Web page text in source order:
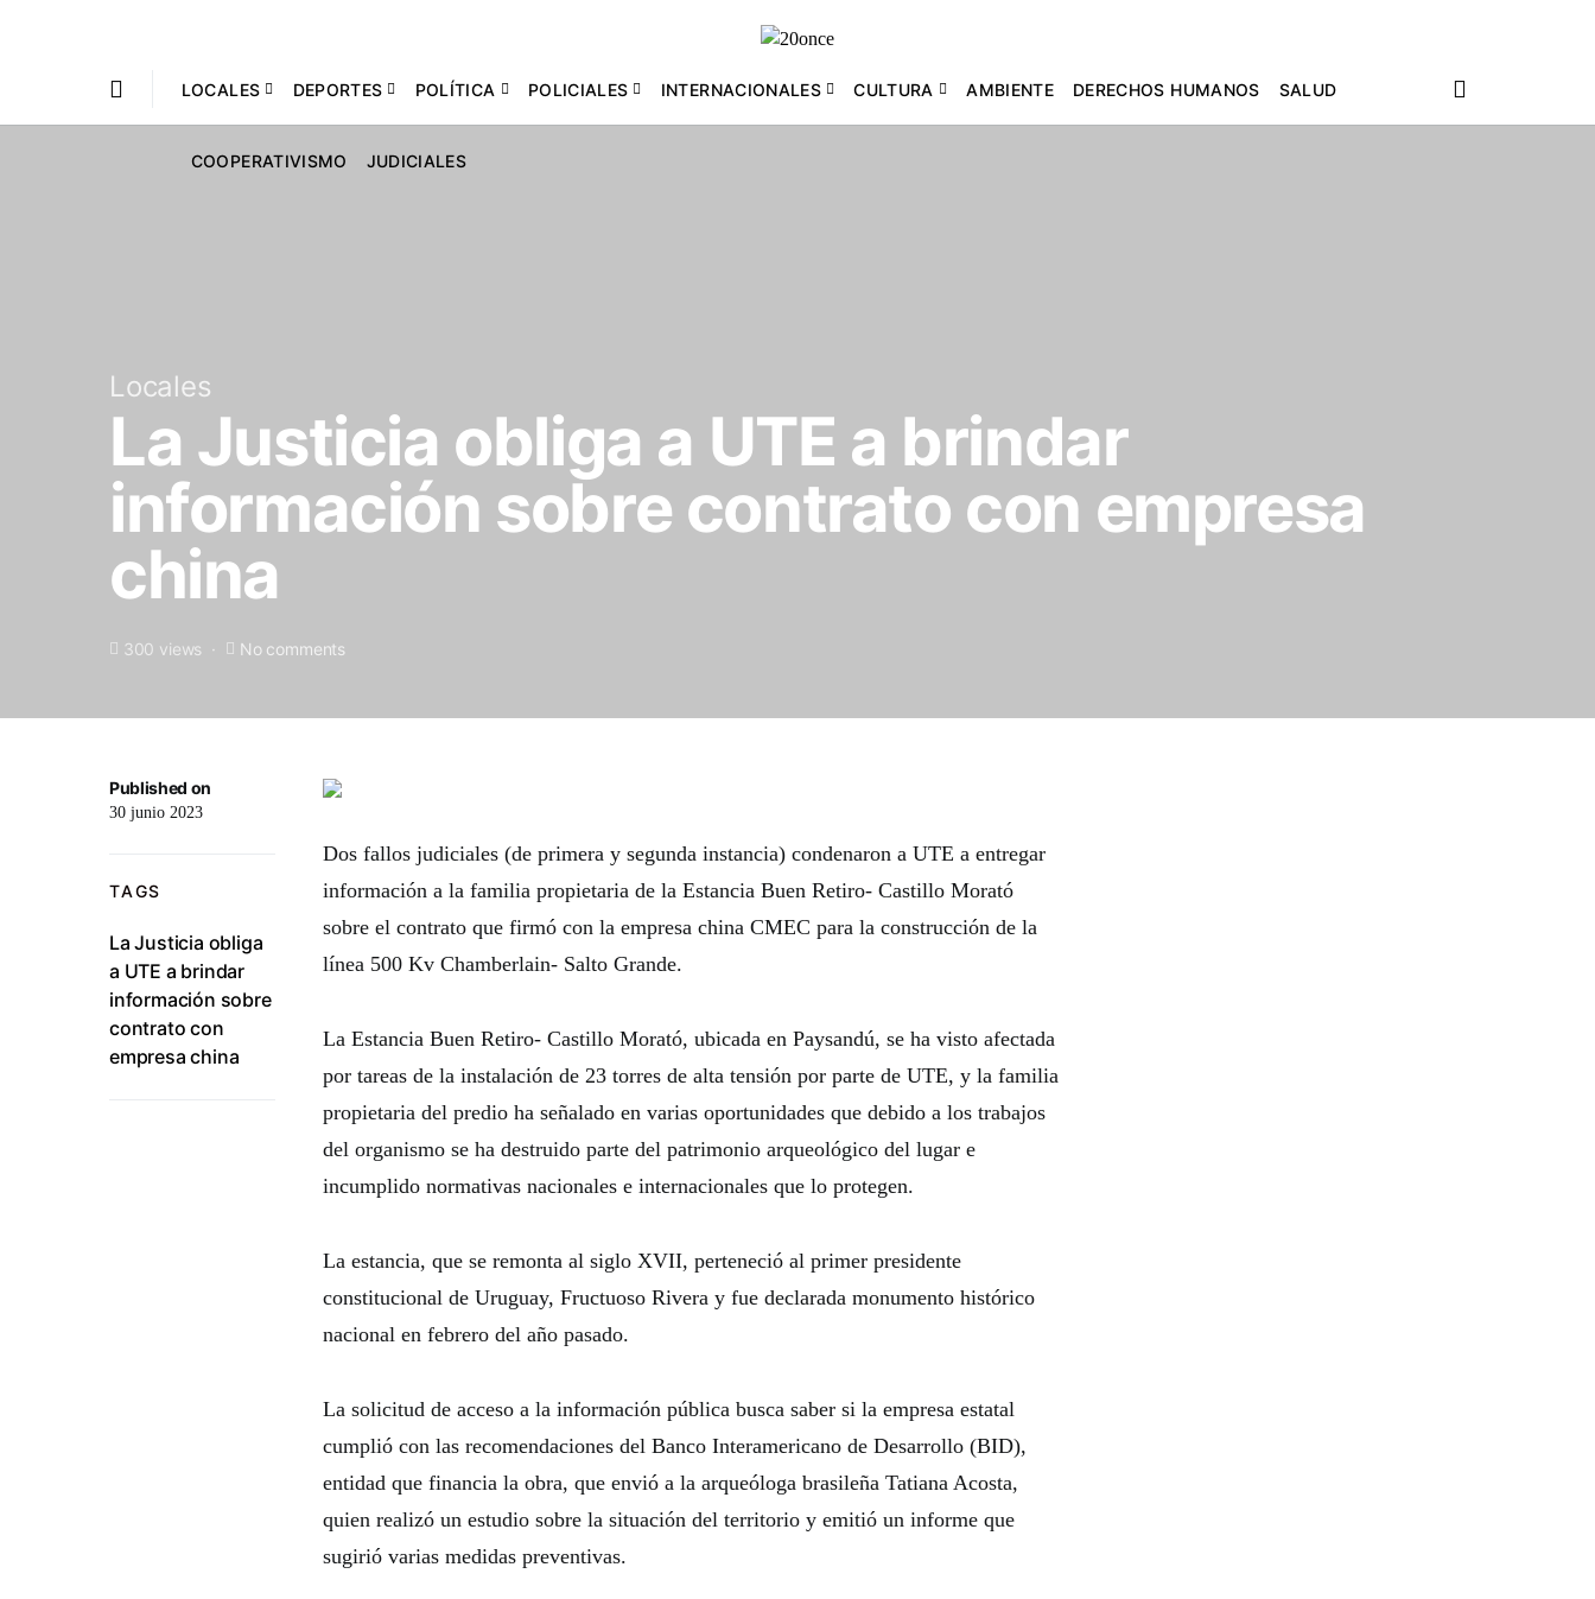
LOCALES DEPORTES POLÍTICA POLICIALES INTERNACIONALES CULTURA AMBIENTE DERECHOS HUMANOS SALUD
COOPERATIVISMO JUDICIALES
Locales
La Justicia obliga a UTE a brindar
información sobre contrato con empresa
china
300 views No comments
Published on
30 junio 2023
TAGS
La Justicia obliga
a UTE a brindar
información sobre
contrato con
empresa china
Dos fallos judiciales (de primera y segunda instancia) condenaron a UTE a entregar
información a la familia propietaria de la Estancia Buen Retiro- Castillo Morató
sobre el contrato que firmó con la empresa china CMEC para la construcción de la
línea 500 Kv Chamberlain- Salto Grande.
La Estancia Buen Retiro- Castillo Morató, ubicada en Paysandú, se ha visto afectada
por tareas de la instalación de 23 torres de alta tensión por parte de UTE, y la familia
propietaria del predio ha señalado en varias oportunidades que debido a los trabajos
del organismo se ha destruido parte del patrimonio arqueológico del lugar e
incumplido normativas nacionales e internacionales que lo protegen.
La estancia, que se remonta al siglo XVII, perteneció al primer presidente
constitucional de Uruguay, Fructuoso Rivera y fue declarada monumento histórico
nacional en febrero del año pasado.
La solicitud de acceso a la información pública busca saber si la empresa estatal
cumplió con las recomendaciones del Banco Interamericano de Desarrollo (BID),
entidad que financia la obra, que envió a la arqueóloga brasileña Tatiana Acosta,
quien realizó un estudio sobre la situación del territorio y emitió un informe que
sugirió varias medidas preventivas.